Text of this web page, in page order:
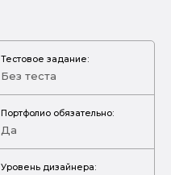
Тестовое задание:
Без теста
Портфолио обязательно:
Да
Уровень дизайнера: